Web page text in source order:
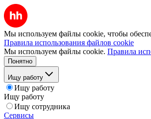
Мы используем файлы cookie, чтобы
Правила использования файлов cookie
Мы используем файлы cookie. Правила
Понятно
Ищу работу
Ищу работу
Ищу работу
Ищу сотрудника
Сервисы